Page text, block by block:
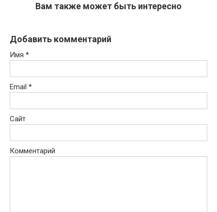
Вам также может быть интересно
Добавить комментарий
Имя *
Email *
Сайт
Комментарий